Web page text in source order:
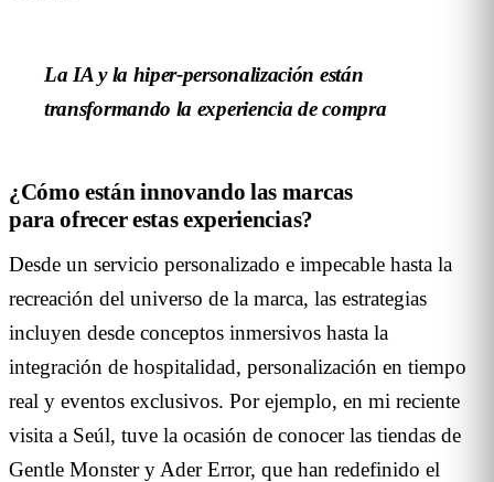
La IA y la hiper-personalización están
transformando la experiencia de compra
¿Cómo están innovando las marcas
para ofrecer estas experiencias?
Desde un servicio personalizado e impecable hasta la
recreación del universo de la marca, las estrategias
incluyen desde conceptos inmersivos hasta la
integración de hospitalidad, personalización en tiempo
real y eventos exclusivos. Por ejemplo, en mi reciente
visita a Seúl, tuve la ocasión de conocer las tiendas de
Gentle Monster y Ader Error, que han redefinido el